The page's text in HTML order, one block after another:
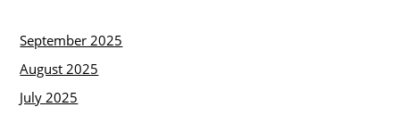
September 2025
August 2025
July 2025